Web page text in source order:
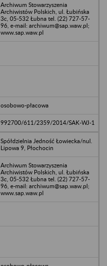
Archiwum Stowarzyszenia
Archiwistów Polskich, ul. Łubińska
3c, 05-532 Łubna tel. (22) 727-57-
96, e-mail: archiwum@sap.waw.pl;
www.sap.waw.pl
osobowo-płacowa
992700/611/2359/2014/SAK-WJ-1
Spółdzielnia Jedność Łowiecka/nul.
Lipowa 9, Płochocin
Archiwum Stowarzyszenia
Archiwistów Polskich, ul. Łubińska
3c, 05-532 Łubna tel. (22) 727-57-
96, e-mail: archiwum@sap.waw.pl;
www.sap.waw.pl